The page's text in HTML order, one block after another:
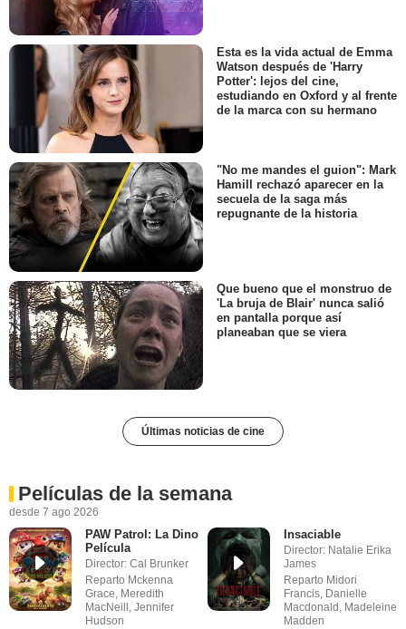
Esta es la vida actual de Emma
Watson después de 'Harry
Potter': lejos del cine,
estudiando en Oxford y al frente
de la marca con su hermano
"No me mandes el guion": Mark
Hamill rechazó aparecer en la
secuela de la saga más
repugnante de la historia
Que bueno que el monstruo de
'La bruja de Blair' nunca salió
en pantalla porque así
planeaban que se viera
Últimas noticias de cine
Películas de la semana
desde 7 ago 2026
PAW Patrol: La Dino
Película
Director: Cal Brunker
Reparto Mckenna
Grace, Meredith
MacNeill, Jennifer
Hudson
Insaciable
Director: Natalie Erika
James
Reparto Midori
Francis, Danielle
Macdonald, Madeleine
Madden